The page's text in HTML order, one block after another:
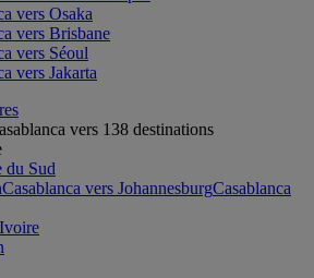
vers Osaka
vers Brisbane
vers Séoul
vers Jakarta
vers 138 destinations
du Sud
Casablanca vers JohannesburgCasablanca